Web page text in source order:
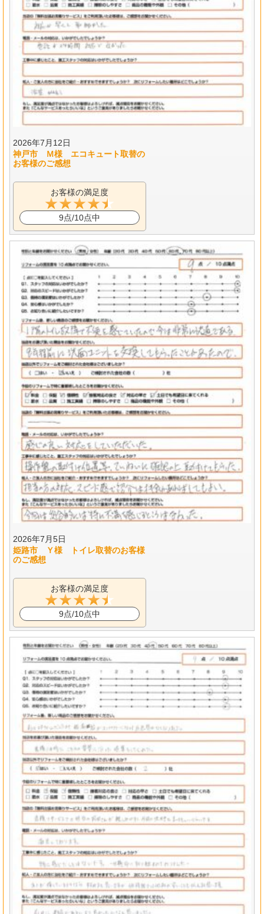
2026年7月12日
神戸市 Ｍ様 エコキュート取替の
お客様のご感想
お客様の満足度
9点/10点中
2026年7月5日
姫路市 Ｙ様 トイレ取替のお客様
のご感想
お客様の満足度
9点/10点中